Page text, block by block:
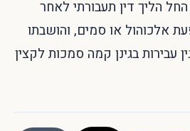
14 נהגים החל הליך דין תעבורתי לאחר
אלכוהול או סמים, והושבתו
רכב בגין עבירות בגינן קמה סמכות לקצין